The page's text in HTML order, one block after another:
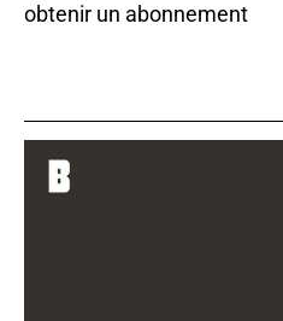
obtenir un abonnement